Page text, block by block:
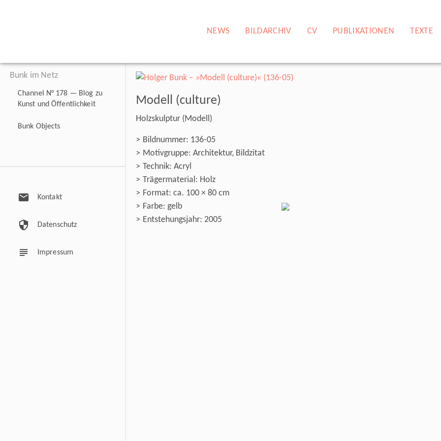
NEWS BILDARCHIV CV PUBLIKATIONEN TEXTE
Bunk im Netz
Channel N° 178 — Blog zu
Kunst und Öffentlichkeit
Bunk Objects
mail Kontakt
security Datenschutz
subject Impressum
Modell (culture)
Holzskulptur (Modell)
Bildnummer: 136-05
Motivgruppe: Architektur, Bildzitat
Technik: Acryl
Trägermaterial: Holz
Format: ca. 100 × 80 cm
Farbe: gelb
Entstehungsjahr: 2005